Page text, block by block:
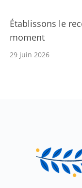
Établissons le
moment
29 juin 2026